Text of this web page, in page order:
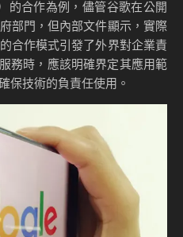
的合作為例，儘管谷歌在公開
部門，但內部文件顯示，實際
合作模式引發了外界對企業責
務時，應該明確界定其應用範
保技術的負責任使用。